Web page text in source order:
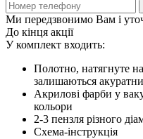
Ми передзвонимо Вам і
До кінця акції
У комплект входить:
Полотно, натягнуте
залишаються
Акрилові фарби у
кольори
2-3 пензля різного
Схема-інструкція